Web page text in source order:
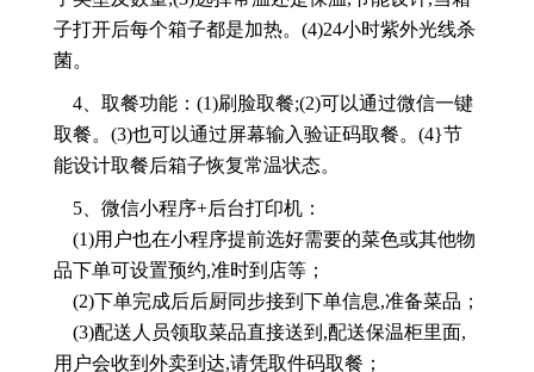
子打开后每个箱子都是加热。(4)24小时紫外光线杀
菌。
4、取餐功能：(1)刷脸取餐;(2)可以通过微信一键
取餐。(3)也可以通过屏幕输入验证码取餐。(4}节
能设计取餐后箱子恢复常温状态。
5、微信小程序+后台打印机：
(1)用户也在小程序提前选好需要的菜色或其他物
品下单可设置预约,准时到店等；
(2)下单完成后后厨同步接到下单信息,准备菜品；
(3)配送人员领取菜品直接送到,配送保温柜里面,
用户会收到外卖到达,请凭取件码取餐；